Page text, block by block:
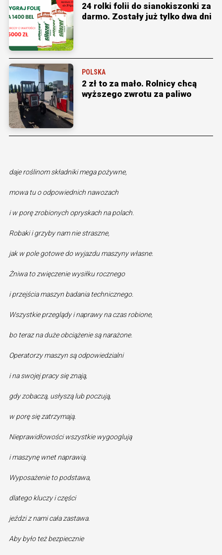
24 rolki folii do sianokiszonki za
darmo. Zostały już tylko dwa dni
POLSKA
2 zł to za mało. Rolnicy chcą
wyższego zwrotu za paliwo
daje roślinom składniki mega pożywne,
mowa tu o odpowiednich nawozach
i w porę zrobionych opryskach na polach.
Robaki i grzyby nam nie straszne,
jak w pole gotowe do wyjazdu maszyny własne.
Żniwa to zwięczenie wysiłku rocznego
i przejścia maszyn badania technicznego.
Wszystkie przeglądy i naprawy na czas robione,
bo teraz na duże obciążenie są narażone.
Operatorzy maszyn są odpowiedzialni
i na swojej pracy się znają,
gdy zobaczą, usłyszą lub poczują,
w porę się zatrzymają.
Nieprawidłowości wszystkie wygooglują
i maszynę wnet naprawią.
Wyposażenie to podstawa,
dlatego kluczy i części
jeździ z nami cała zastawa.
Aby było też bezpiecznie